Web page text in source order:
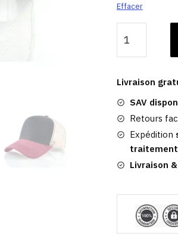
Effacer
de
Casquette
à
Motif
Livraison
SAV
Retours
Expédition
traitement
Livraison